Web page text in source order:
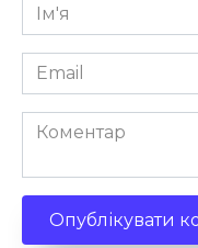
Ім'я
*
Email
*
Коментар